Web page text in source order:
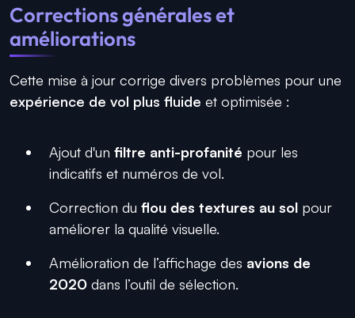
Corrections générales et
améliorations
Cette mise à jour corrige divers problèmes pour une
expérience de vol plus fluide et optimisée :
Ajout d'un filtre anti-profanité pour les
indicatifs et numéros de vol.
Correction du flou des textures au sol pour
améliorer la qualité visuelle.
Amélioration de l’affichage des avions de
2020 dans l’outil de sélection.